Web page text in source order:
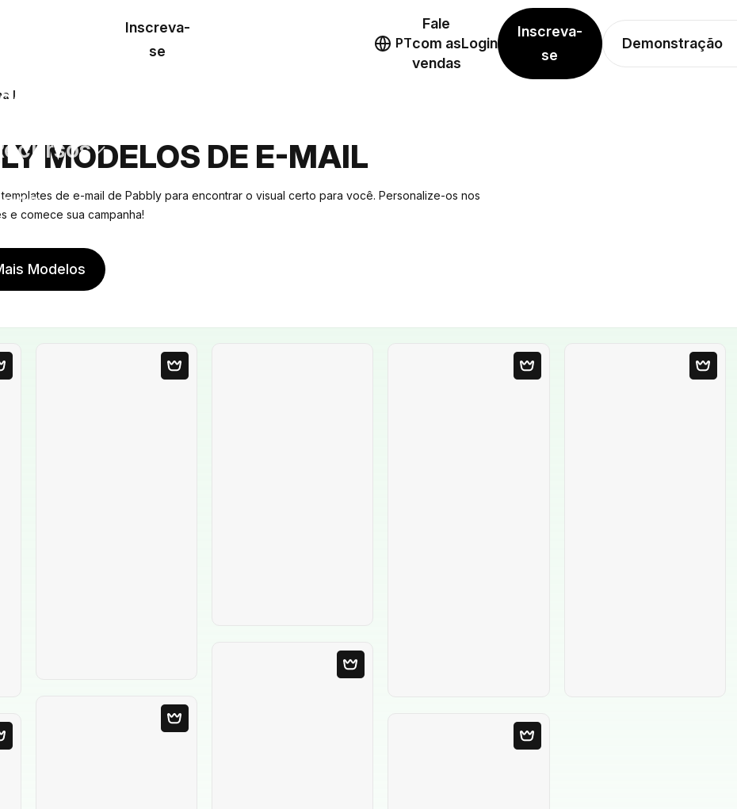
Inscreva-
se
PT
Fale
com as
vendas
Login
Inscreva-
se
Demonstração
MODELOS DE E-MAIL
de e-mail de Pabbly para encontrar o visual certo para você. Personalize-os nos
e comece sua campanha!
Modelos